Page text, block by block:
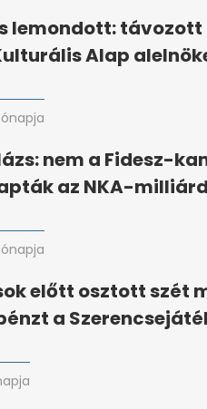
lemondott: távozott
Alap
nem a Fidesz-
az NKA-
előtt osztott szét
a